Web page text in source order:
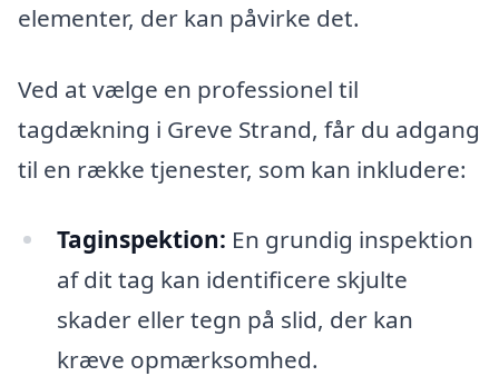
elementer, der kan påvirke det.
Ved at vælge en professionel til
tagdækning i Greve Strand, får du adgang
til en række tjenester, som kan inkludere:
Taginspektion: En grundig inspektion
af dit tag kan identificere skjulte
skader eller tegn på slid, der kan
kræve opmærksomhed.